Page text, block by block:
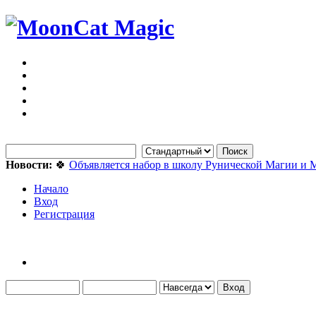
Новости: 🍀 Объявляется набор в школу Рунической Магии и
Начало
Вход
Регистрация